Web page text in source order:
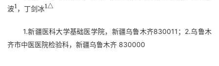
波1 ，丁剑冰1△
1.新疆医科大学基础医学院，新疆乌鲁木齐830011；2.乌鲁木
齐市中医医院检验科，新疆乌鲁木齐 830000